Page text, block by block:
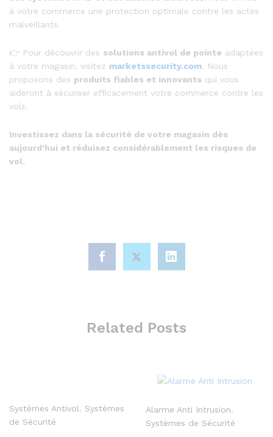
à votre commerce une protection optimale contre les actes
malveillants.
👉 Pour découvrir des solutions antivol de pointe adaptées
à votre magasin, visitez marketssecurity.com. Nous
proposons des produits fiables et innovants qui vous
aideront à sécuriser efficacement votre commerce contre les
vols.
Investissez dans la sécurité de votre magasin dès
aujourd’hui et réduisez considérablement les risques de
vol.
Related Posts
Systèmes Antivol, Systèmes
de Sécurité
Alarme Anti Intrusion,
Systèmes de Sécurité